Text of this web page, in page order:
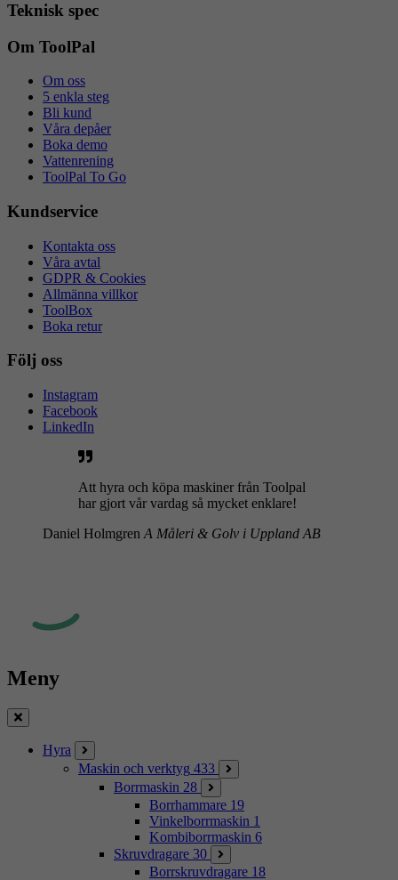
Teknisk spec
Om ToolPal
Om oss
5 enkla steg
Bli kund
Våra depåer
Boka demo
Vattenrening
ToolPal To Go
Kundservice
Kontakta oss
Våra avtal
GDPR & Cookies
Allmänna villkor
ToolBox
Boka retur
Följ oss
Instagram
Facebook
LinkedIn
Att hyra och köpa maskiner från Toolpal
har gjort vår vardag så mycket enklare!
Daniel Holmgren A Måleri & Golv i Uppland AB
Meny
Stäng
Hyra
Maskin och verktyg 433
Borrmaskin 28
Borrhammare 19
Vinkelborrmaskin 1
Kombiborrmaskin 6
Skruvdragare 30
Borrskruvdragare 18